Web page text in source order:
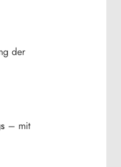
der
– mit